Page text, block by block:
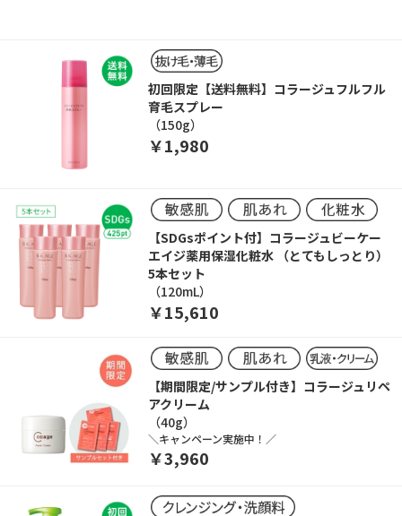
初回限定【送料無料】コラージュフルフル
育毛スプレー
（150g）
￥1,980
【SDGsポイント付】コラージュビーケー
エイジ薬用保湿化粧水 （とてもしっとり）
5本セット
（120mL）
￥15,610
【期間限定/サンプル付き】コラージュリペ
アクリーム
（40g）
＼キャンペーン実施中！／
￥3,960